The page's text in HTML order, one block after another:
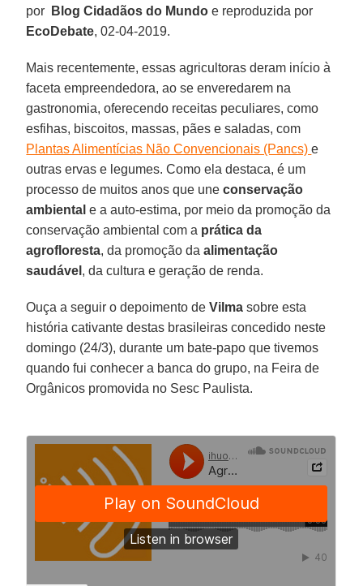
por
Blog Cidadãos do Mundo e reproduzida por
EcoDebate, 02-04-2019.
Mais recentemente, essas agricultoras deram início à
faceta empreendedora, ao se enveredarem na
gastronomia, oferecendo receitas peculiares, como
esfihas, biscoitos, massas, pães e saladas, com
Plantas Alimentícias Não Convencionais (Pancs)e
outras ervas e legumes. Como ela destaca, é um
processo de muitos anos que uneconservação
ambiental e a auto-estima, por meio da promoção da
conservação ambiental com a prática da
agrofloresta, da promoção da alimentação
saudável , da cultura e geração de renda.
Ouça a seguir o depoimento deVilma sobre esta
história cativante destas brasileiras concedido neste
domingo (24/3), durante um bate-papo que tivemos
quando fui conhecer a banca do grupo, na Feira de
Orgânicos promovida no Sesc Paulista.